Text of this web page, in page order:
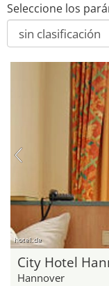
Seleccione los
hotel.de
City Hotel
Hannover